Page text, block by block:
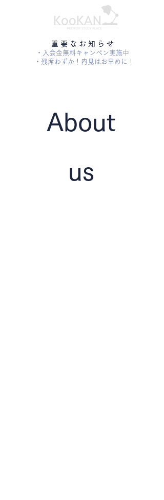
​重 要 な お 知 ら せ
・入会金無料キャンペン実施中
・残席わずか！内見はお早めに！
About
us